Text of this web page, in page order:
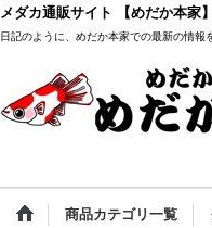
メダカ通販サイト 【めだか本家】
日記のように、めだか本家での最新の情報
商品カテゴリ一覧